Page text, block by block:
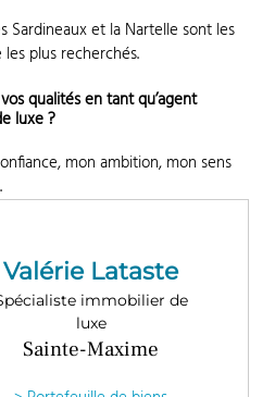
Sardineaux et la Nartelle sont les
plus recherchés.
qualités en tant qu’agent
luxe ?
mon ambition, mon sens
Valérie Lataste
immobilier de
luxe
Sainte-Maxime